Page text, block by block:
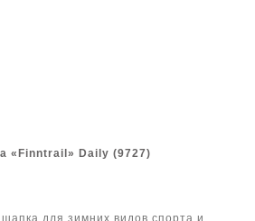
«Finntrail» Daily (9727)